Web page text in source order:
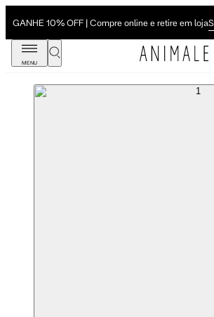
GANHE 10% OFF | Compre online e retire em loja
MENU